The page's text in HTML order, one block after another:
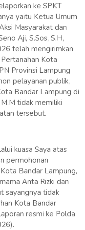
ke SPKT
yaitu Ketua Umum
Masyarakat dan
Aji, S.Sos, S.H,
telah mengirimkan
Kota
Provinsi Lampung
pelayanan publik,
Bandar Lampung di
tidak memiliki
tersebut.
kuasa Saya atas
permohonan
Bandar Lampung,
Anta Rizki dan
sayangnya tidak
Kota Bandar
resmi ke Polda